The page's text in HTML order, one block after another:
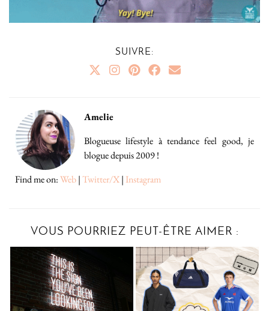
SUIVRE:
Amelie
Blogueuse lifestyle à tendance feel good, je
blogue depuis 2009 !
Find me on:Web|Twitter/X| Instagram
VOUS POURRIEZ PEUT-ÊTRE AIMER :